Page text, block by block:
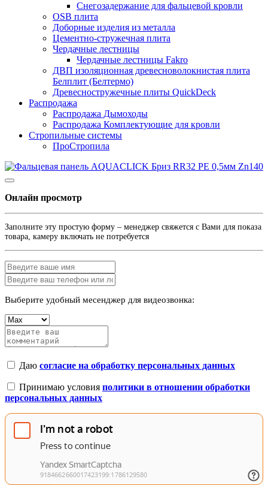
Снегозадержание для фальцевой кровли
OSB плита
Доборные изделия из металла
Цементно-стружечная плита
Чердачные лестницы
Чердачные лестницы Fakro
ДВП изоляционная древесноволокнистая плита
Белплит (Белтермо)
Древесностружечные плиты QuickDeck
Распродажа
Распродажа Дымоходы
Распродажа Комплектующие для кровли
Стропильные системы
ПроСтропила
Онлайн просмотр
Заполните эту простую форму – менеджер свяжется с Вами для показа
товара, камеру включать не потребуется
Выберите удобный месенджер для видеозвонка:
Даю согласие на обработку персональных данных
Принимаю условия политики в отношении обработки
персональных данных